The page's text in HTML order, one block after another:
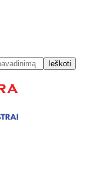
Ieškoti